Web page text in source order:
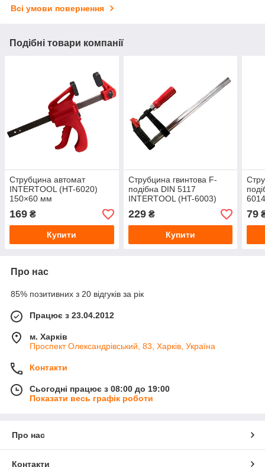
Всі умови повернення
Подібні товари компанії
Струбцина автомат
INTERTOOL (HT-6020)
150×60 мм
169 ₴
Купити
Струбцина гвинтова F-
подібна DIN 5117
INTERTOOL (HT-6003)
300×80 мм
229₴
Купити
79
Про нас
85% позитивних з 20 відгуків за рік
Працює з 23.04.2012
м. Харків
Проспект Олександрівський, 83, Харків, Україна
Контакти
Сьогодні працює з 08:00 до 19:00
Показати весь графік роботи
Про нас
Контакти